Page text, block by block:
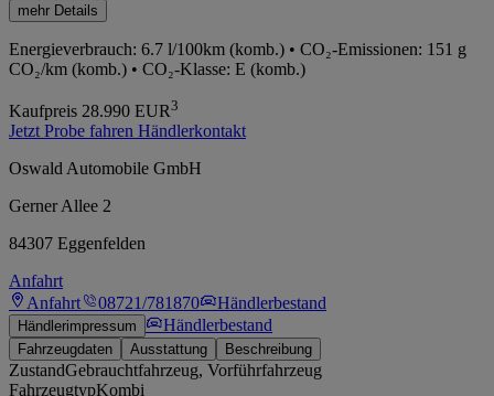
mehr Details
Energieverbrauch: 6.7 l/100km (komb.) • CO₂-Emissionen: 151 g
CO₂/km (komb.) • CO₂-Klasse: E (komb.)
Kaufpreis 28.990 EUR3
Jetzt Probe fahren Händlerkontakt
Oswald Automobile GmbH
Gerner Allee 2
84307 Eggenfelden
Anfahrt
Anfahrt
08721/781870 Händlerbestand
Händlerimpressum Händlerbestand
Fahrzeugdaten Ausstattung Beschreibung
ZustandGebrauchtfahrzeug, Vorführfahrzeug
FahrzeugtypKombi